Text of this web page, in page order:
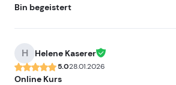
Bin begeistert
H Helene Kaserer
5.028.01.2026
Online Kurs